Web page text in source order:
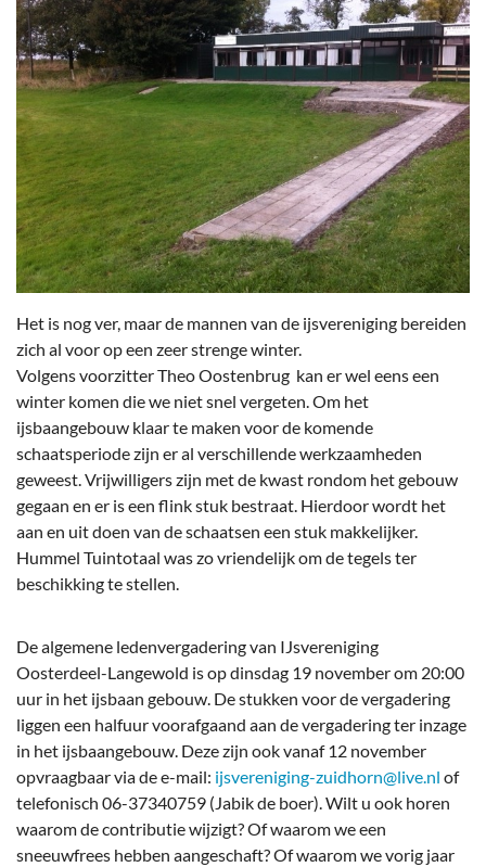
Het is nog ver, maar de mannen van de ijsvereniging bereiden
zich al voor op een zeer strenge winter.
Volgens voorzitter Theo Oostenbrug kan er wel eens een
winter komen die we niet snel vergeten. Om het
ijsbaangebouw klaar te maken voor de komende
schaatsperiode zijn er al verschillende werkzaamheden
geweest. Vrijwilligers zijn met de kwast rondom het gebouw
gegaan en er is een flink stuk bestraat. Hierdoor wordt het
aan en uit doen van de schaatsen een stuk makkelijker.
Hummel Tuintotaal was zo vriendelijk om de tegels ter
beschikking te stellen.
De algemene ledenvergadering van IJsvereniging
Oosterdeel-Langewold is op dinsdag 19 november om 20:00
uur in het ijsbaan gebouw. De stukken voor de vergadering
liggen een halfuur voorafgaand aan de vergadering ter inzage
in het ijsbaangebouw. Deze zijn ook vanaf 12 november
opvraagbaar via de e-mail: ijsvereniging-zuidhorn@live.nl of
telefonisch 06-37340759 (Jabik de boer). Wilt u ook horen
waarom de contributie wijzigt? Of waarom we een
sneeuwfrees hebben aangeschaft? Of waarom we vorig jaar